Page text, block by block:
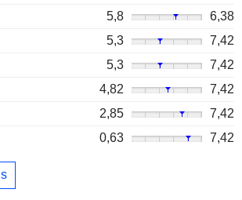
5,8
6,38
5,3
7,42
5,3
7,42
4,82
7,42
2,85
7,42
0,63 7,42